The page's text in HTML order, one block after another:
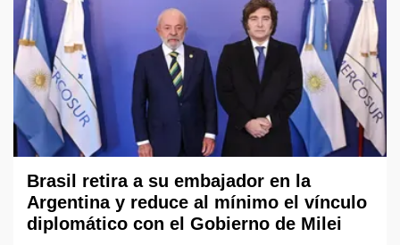
Brasil retira a su embajador en la
Argentina y reduce al mínimo el vínculo
diplomático con el Gobierno de Milei